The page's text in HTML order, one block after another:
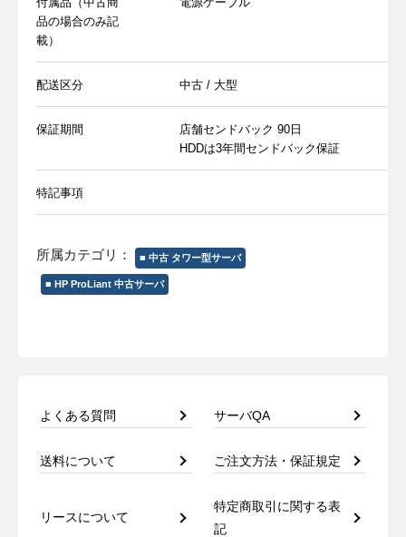
品の場合のみ記
載）
配送区分 中古 / 大型
保証期間
店舗センドバック 90日
HDDは3年間センドバック保証
特記事項
所属カテゴリ： ■ 中古 タワー型サーバ
■ HP ProLiant 中古サーバ
よくある質問 サーバQA
送料について ご注文方法・保証規定
リースについて
特定商取引に関する表
記